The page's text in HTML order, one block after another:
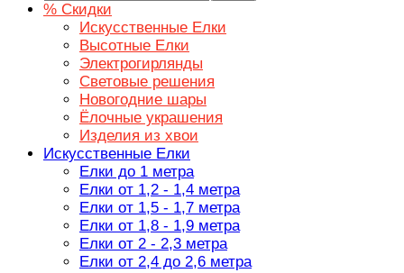
% Скидки
Искусственные Елки
Высотные Елки
Электрогирлянды
Световые решения
Новогодние шары
Ёлочные украшения
Изделия из хвои
Искусственные Елки
Елки до 1 метра
Елки от 1,2 - 1,4 метра
Елки от 1,5 - 1,7 метра
Елки от 1,8 - 1,9 метра
Елки от 2 - 2,3 метра
Елки от 2,4 до 2,6 метра